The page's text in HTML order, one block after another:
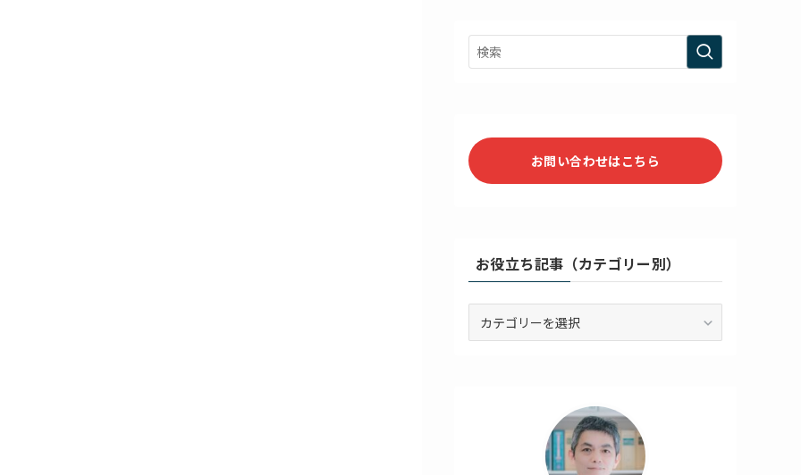
お問い合わせはこちら
お役立ち記事（カテゴリー別）